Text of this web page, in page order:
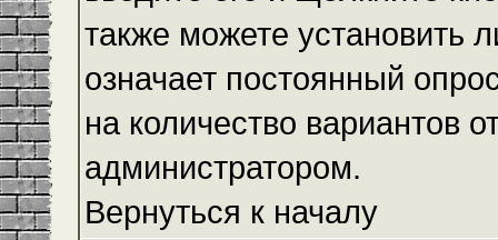
также можете установить
означает постоянный
на количество вариантов
администратором.
Вернуться к началу